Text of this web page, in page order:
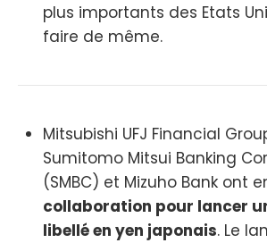
plus importants des Etats
faire de même.
Mitsubishi UFJ Financial
Sumitomo Mitsui Banking
(SMBC) et Mizuho Bank ont
collaboration pour lancer
libellé en yen japonais. Le